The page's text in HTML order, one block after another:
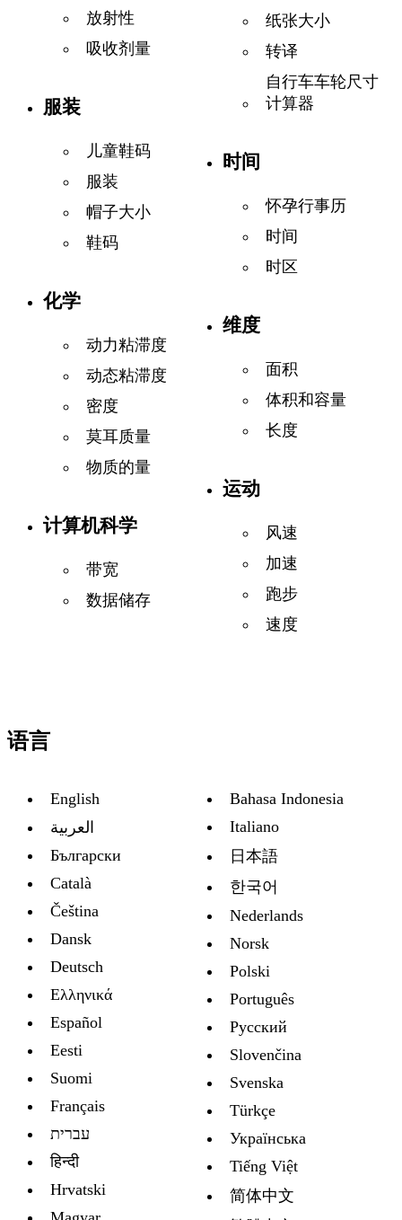
放射性
吸收剂量
服装
儿童鞋码
服装
帽子大小
鞋码
化学
动力粘滞度
动态粘滞度
密度
莫耳质量
物质的量
计算机科学
带宽
数据储存
纸张大小
转译
自行车车轮尺寸
计算器
时间
怀孕行事历
时间
时区
维度
面积
体积和容量
长度
运动
风速
加速
跑步
速度
语言
English
العربية
Български
Català
Čeština
Dansk
Deutsch
Ελληνικά
Español
Eesti
Suomi
Français
עברית
हिन्दी
Hrvatski
Bahasa Indonesia
Italiano
日本語
한국어
Nederlands
Norsk
Polski
Português
Русский
Slovenčina
Svenska
Türkçe
Украïнська
Tiếng Việt
简体中文